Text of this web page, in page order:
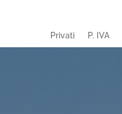
Privati P. IVA